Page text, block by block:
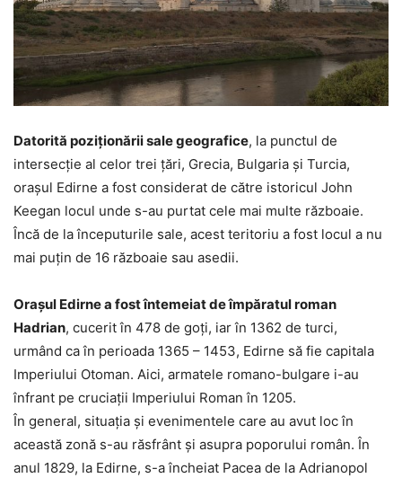
Datorită poziționării sale geografice, la punctul de
intersecție al celor trei țări, Grecia, Bulgaria și Turcia,
orașul Edirne a fost considerat de către istoricul John
Keegan locul unde s-au purtat cele mai multe războaie.
Încă de la începuturile sale, acest teritoriu a fost locul a nu
mai puțin de 16 războaie sau asedii.
Orașul Edirne a fost întemeiat de împăratul roman
Hadrian, cucerit în 478 de goți, iar în 1362 de turci,
urmând ca în perioada 1365 – 1453, Edirne să fie capitala
Imperiului Otoman. Aici, armatele romano-bulgare i-au
înfrant pe cruciații Imperiului Roman în 1205.
În general, situația și evenimentele care au avut loc în
această zonă s-au răsfrânt și asupra poporului român. În
anul 1829, la Edirne, s-a încheiat Pacea de la Adrianopol